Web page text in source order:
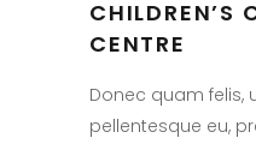
CHILDREN’S
CENTRE
Donec quam felis,
pellentesque eu,